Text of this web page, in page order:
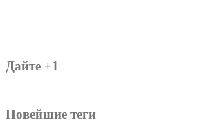
Дайте +1
Новейшие теги